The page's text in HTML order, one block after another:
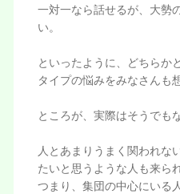
一対一なら話せるが、大勢
い。
といったように、どちらか
タイプの悩みをみなさんも
ところが、実際はそうでも
人とあまりうまく関われな
たいと思うような人も来ら
つまり、集団の中心にいる